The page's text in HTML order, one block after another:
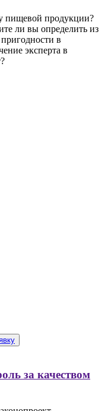
пищевой продукции?
ли вы определить из
в
эксперта в
за качеством